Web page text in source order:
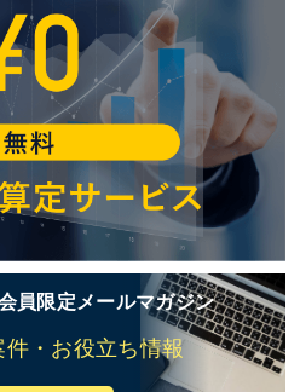
員限定メールマガジン
・お役立ち情報